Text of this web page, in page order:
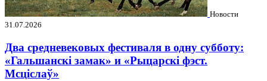
Новости
31.07.2026
Два средневековых фестиваля в одну субботу:
«Гальшанскі замак» и «Рыцарскі фэст.
Мсціслаў»